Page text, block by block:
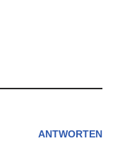
ANTWORTEN